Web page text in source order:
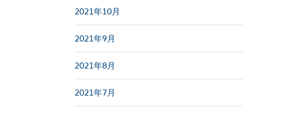
2021年10月
2021年9月
2021年8月
2021年7月